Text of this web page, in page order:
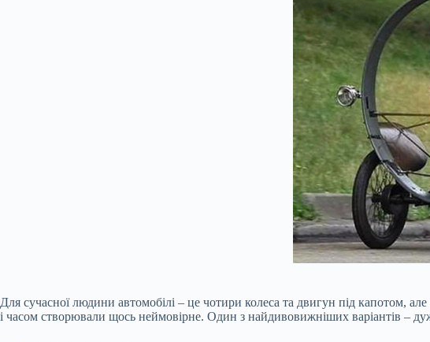
Для сучасної людини автомобілі – це чотири колеса та двигун під капотом,
і часом створювали щось неймовірне. Один з найдивовижніших варіантів –